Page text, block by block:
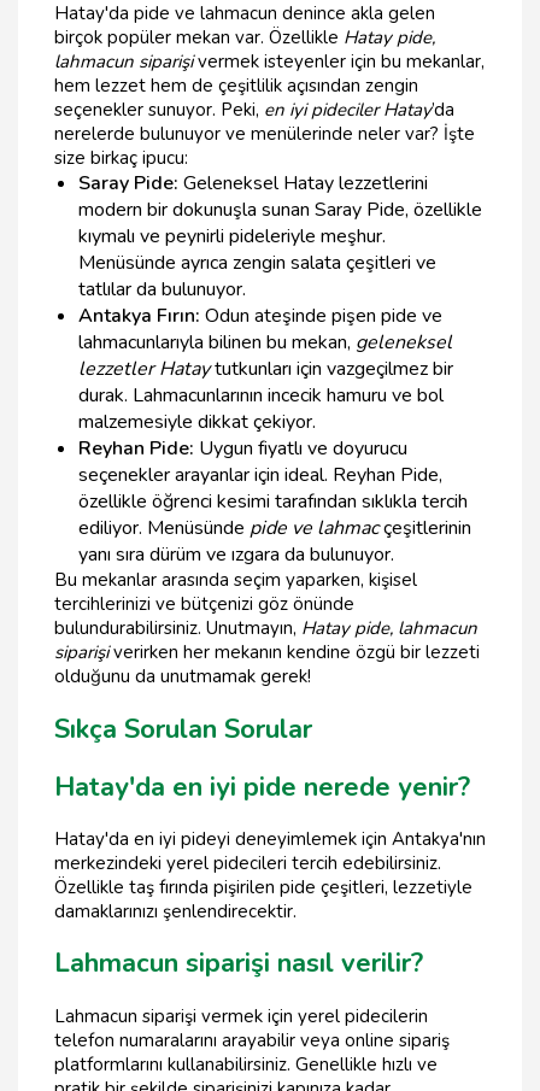
Hatay'da pide ve lahmacun denince akla gelen
birçok popüler mekan var. Özellikle Hatay pide,
lahmacun siparişivermek isteyenler için bu mekanlar,
hem lezzet hem de çeşitlilik açısından zengin
seçenekler sunuyor. Peki, en iyi pideciler Hatay’da
nerelerde bulunuyor ve menülerinde neler var? İşte
size birkaç ipucu:
Saray Pide: Geleneksel Hatay lezzetlerini
modern bir dokunuşla sunan Saray Pide, özellikle
kıymalı ve peynirli pideleriyle meşhur.
Menüsünde ayrıca zengin salata çeşitleri ve
tatlılar da bulunuyor.
Antakya Fırın: Odun ateşinde pişen pide ve
lahmacunlarıyla bilinen bu mekan, geleneksel
lezzetler Hataytutkunları için vazgeçilmez bir
durak. Lahmacunlarının incecik hamuru ve bol
malzemesiyle dikkat çekiyor.
Reyhan Pide: Uygun fiyatlı ve doyurucu
seçenekler arayanlar için ideal. Reyhan Pide,
özellikle öğrenci kesimi tarafından sıklıkla tercih
ediliyor. Menüsünde pide ve lahmacçeşitlerinin
yanı sıra dürüm ve ızgara da bulunuyor.
Bu mekanlar arasında seçim yaparken, kişisel
tercihlerinizi ve bütçenizi göz önünde
bulundurabilirsiniz. Unutmayın, Hatay pide, lahmacun
siparişiverirken her mekanın kendine özgü bir lezzeti
olduğunu da unutmamak gerek!
Sıkça Sorulan Sorular
Hatay'da en iyi pide nerede yenir?
Hatay'da en iyi pideyi deneyimlemek için Antakya'nın
merkezindeki yerel pidecileri tercih edebilirsiniz.
Özellikle taş fırında pişirilen pide çeşitleri, lezzetiyle
damaklarınızı şenlendirecektir.
Lahmacun siparişi nasıl verilir?
Lahmacun siparişi vermek için yerel pidecilerin
telefon numaralarını arayabilir veya online sipariş
platformlarını kullanabilirsiniz. Genellikle hızlı ve